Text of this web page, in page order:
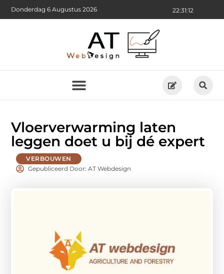
22:31:13
Donderdag 6 Augustus 2026
Vloerverwarming laten
leggen doet u bij dé expert
VERBOUWEN
Gepubliceerd Door: AT Webdesign